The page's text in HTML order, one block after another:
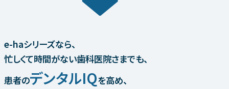
e-haシリーズなら、
忙しくて時間がない歯科医院さまでも、
患者のデンタルIQを高め、